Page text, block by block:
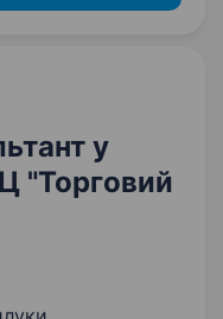
у
"Торговий